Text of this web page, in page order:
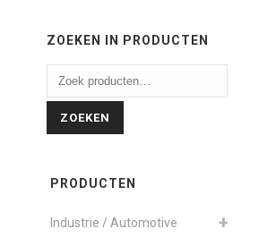
ZOEKEN IN PRODUCTEN
ZOEKEN
PRODUCTEN
Industrie / Automotive